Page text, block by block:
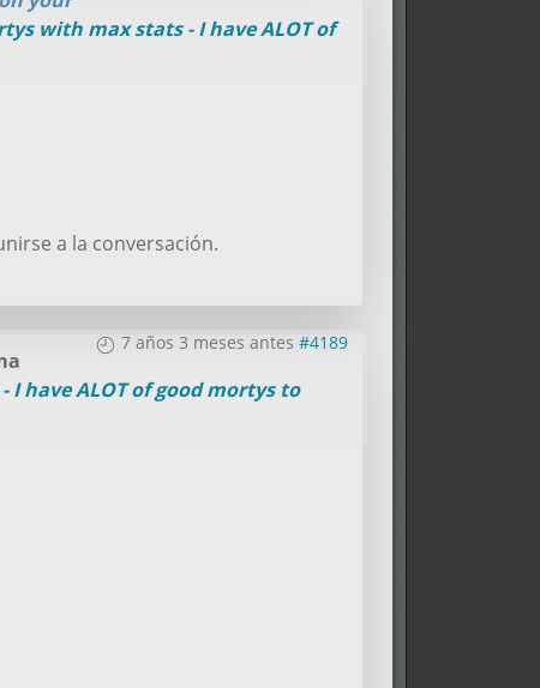
with max stats - I have ALOT of
a la conversación.
7 años 3 meses antes #4189
have ALOT of good mortys to